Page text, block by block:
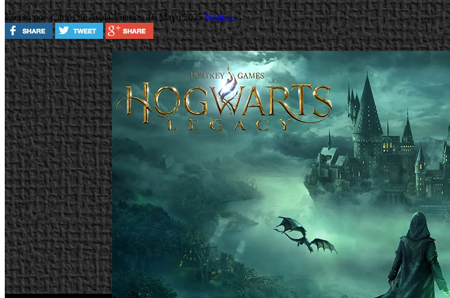
Escrito por Carlos de AyalaViernes, 16 Mayo 2025Noticias